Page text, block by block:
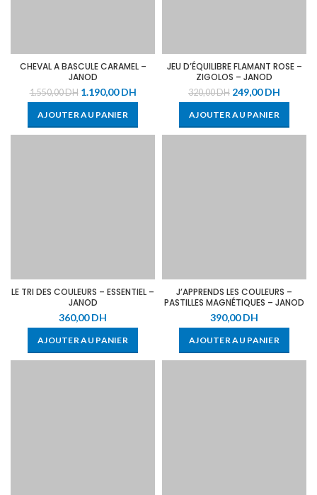
CHEVAL A BASCULE CARAMEL –
JANOD
1.550,00DH 1.190,00DH
AJOUTER AU PANIER
JEU D’ÉQUILIBRE FLAMANT ROSE –
ZIGOLOS – JANOD
320,00DH 249,00DH
AJOUTER AU PANIER
LE TRI DES COULEURS – ESSENTIEL –
JANOD
360,00DH
AJOUTER AU PANIER
J’APPRENDS LES COULEURS –
PASTILLES MAGNÉTIQUES – JANOD
390,00DH
AJOUTER AU PANIER